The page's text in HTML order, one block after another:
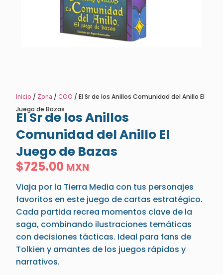
Inicio / Zona / COO / El Sr de los Anillos Comunidad del Anillo El
Juego de Bazas
El Sr de los Anillos
Comunidad del Anillo El
Juego de Bazas
$725.00 MXN
Viaja por la Tierra Media con tus personajes
favoritos en este juego de cartas estratégico.
Cada partida recrea momentos clave de la
saga, combinando ilustraciones temáticas
con decisiones tácticas. Ideal para fans de
Tolkien y amantes de los juegos rápidos y
narrativos.